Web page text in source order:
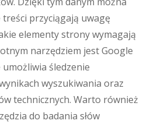
przyciągają uwagę
elementy strony wymagają
narzędziem jest Google
śledzenie
wyszukiwania oraz
technicznych. Warto również
do badania słów